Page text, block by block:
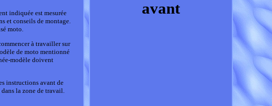
indiquée est mesurée
et conseils de montage.
moto.
à travailler sur
de moto mentionné
modèle doivent
instructions avant de
la zone de travail.
avant